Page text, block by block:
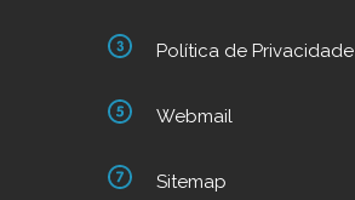
Política de Privacidade
Webmail
Sitemap